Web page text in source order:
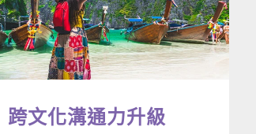
跨文化溝通力升級